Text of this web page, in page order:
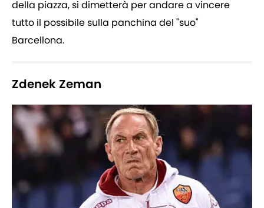
della piazza, si dimetterà per andare a vincere
tutto il possibile sulla panchina del "suo"
Barcellona.
Zdenek Zeman